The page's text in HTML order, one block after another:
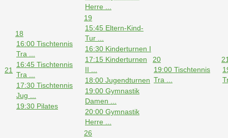
Herre ...
21
18
16:00 Tischtennis
Tra ...
16:45 Tischtennis
Tra ...
17:30 Tischtennis
Jug ...
19:30 Pilates
19
15:45 Eltern-Kind-
Tur ...
16:30 Kinderturnen I
17:15 Kinderturnen
II ...
18:00 Jugendturnen
19:00 Gymnastik
Damen ...
20:00 Gymnastik
Herre ...
20
19:00 Tischtennis
Tra ...
26